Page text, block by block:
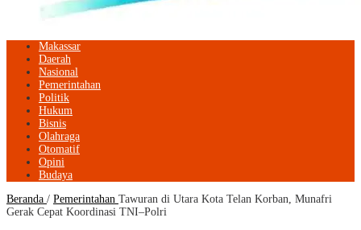
Makassar
Daerah
Nasional
Pemerintahan
Politik
Hukum
Bisnis
Olahraga
Otomatif
Opini
Budaya
Beranda / Pemerintahan Tawuran di Utara Kota Telan Korban, Munafri
Gerak Cepat Koordinasi TNI–Polri